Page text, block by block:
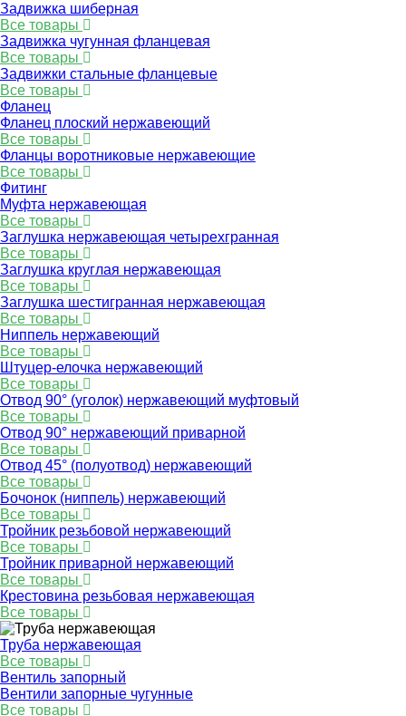
Задвижка шиберная
Все товары
Задвижка чугунная фланцевая
Все товары
Задвижки стальные фланцевые
Все товары
Фланец
Фланец плоский нержавеющий
Все товары
Фланцы воротниковые нержавеющие
Все товары
Фитинг
Муфта нержавеющая
Все товары
Заглушка нержавеющая четырехгранная
Все товары
Заглушка круглая нержавеющая
Все товары
Заглушка шестигранная нержавеющая
Все товары
Ниппель нержавеющий
Все товары
Штуцер-елочка нержавеющий
Все товары
Отвод 90° (уголок) нержавеющий муфтовый
Все товары
Отвод 90° нержавеющий приварной
Все товары
Отвод 45° (полуотвод) нержавеющий
Все товары
Бочонок (ниппель) нержавеющий
Все товары
Тройник резьбовой нержавеющий
Все товары
Тройник приварной нержавеющий
Все товары
Крестовина резьбовая нержавеющая
Все товары
Труба нержавеющая
Все товары
Вентиль запорный
Вентили запорные чугунные
Все товары